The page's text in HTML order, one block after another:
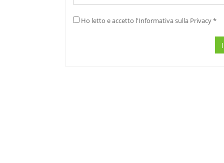
Ho letto e accetto l'Informativa sulla Privacy *